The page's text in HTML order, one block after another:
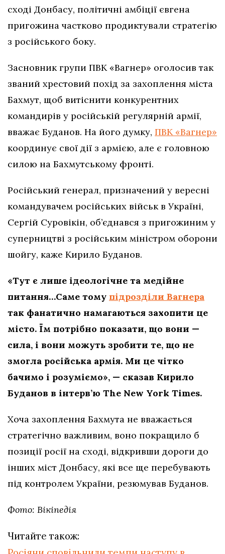
сході Донбасу, політичні амбіції євгена
пригожина частково продиктували стратегію
з російського боку.
Засновник групи ПВК «Вагнер» оголосив так
званий хрестовий похід за захоплення міста
Бахмут, щоб витіснити конкурентних
командирів у російській регулярній армії,
вважає Буданов. На його думку, ПВК «Вагнер»
координує свої дії з армією, але є головною
силою на Бахмутському фронті.
Російський генерал, призначений у вересні
командувачем російських військ в Україні,
Сергій Суровікін, об’єднався з пригожиним у
суперництві з російським міністром оборони
шойгу, каже Кирило Буданов.
«Тут є лише ідеологічне та медійне
питання…Саме тому підрозділи Вагнера
так фанатично намагаються захопити це
місто. Їм потрібно показати, що вони —
сила, і вони можуть зробити те, що не
змогла російська армія. Ми це чітко
бачимо і розуміємо», — сказав Кирило
Буданов в інтерв’ю The New York Times.
Хоча захоплення Бахмута не вважається
стратегічно важливим, воно покращило б
позиції росії на сході, відкривши дороги до
інших міст Донбасу, які все ще перебувають
під контролем України, резюмував Буданов.
Фото: Вікіпедія
Читайте також: